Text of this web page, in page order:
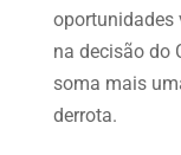
oportunidades
na decisão do
soma mais
derrota.